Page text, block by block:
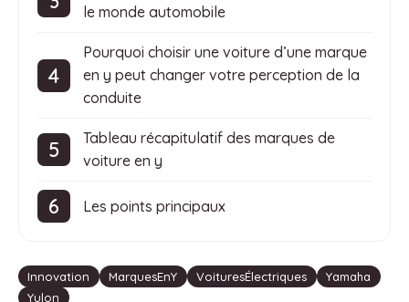
le monde automobile
Pourquoi choisir une voiture d’une marque
en y peut changer votre perception de la
conduite
Tableau récapitulatif des marques de
voiture en y
Les points principaux
Étiquettes
Innovation MarquesEnY VoituresÉlectriques
Yamaha
Yulon